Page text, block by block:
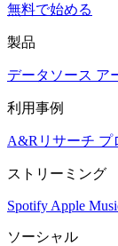
無料で始める
製品
データソース ア
利用事例
A&Rリサーチ プ
ストリーミング
Spotify Apple
ソーシャル